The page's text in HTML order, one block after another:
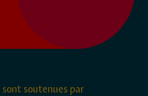
soutenues par